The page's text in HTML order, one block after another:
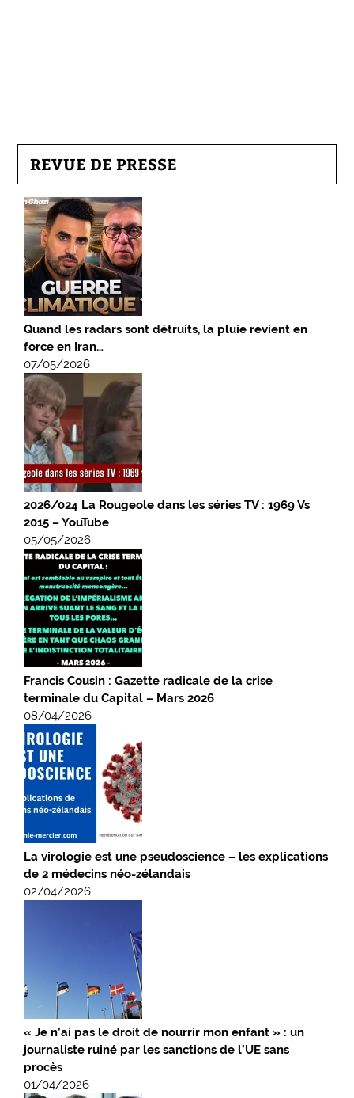
REVUE DE PRESSE
Quand les radars sont détruits, la pluie revient en
force en Iran…
07/05/2026
2026/024 La Rougeole dans les séries TV : 1969 Vs
2015 – YouTube
05/05/2026
Francis Cousin : Gazette radicale de la crise
terminale du Capital – Mars 2026
08/04/2026
La virologie est une pseudoscience – les explications
de 2 médecins néo-zélandais
02/04/2026
« Je n’ai pas le droit de nourrir mon enfant » : un
journaliste ruiné par les sanctions de l’UE sans
procès
01/04/2026